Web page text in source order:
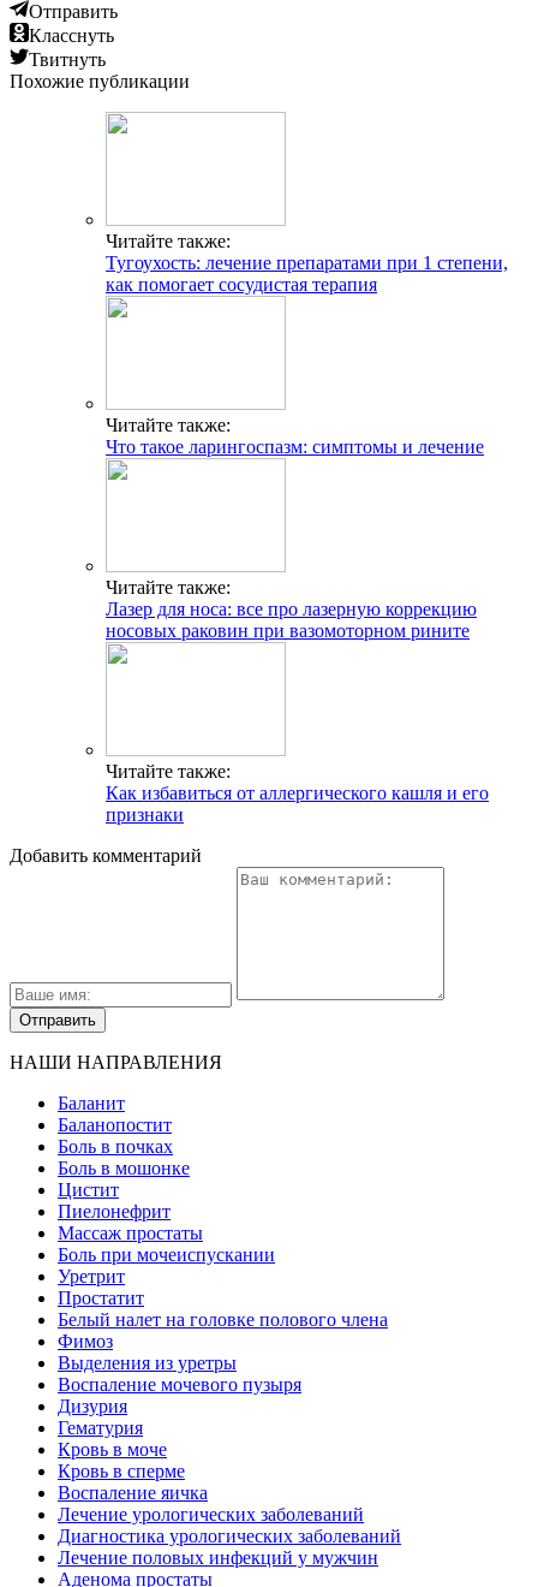
Отправить
Класснуть
Твитнуть
Похожие публикации
Читайте также:
Тугоухость: лечение препаратами при 1 степени,
как помогает сосудистая терапия
Читайте также:
Что такое ларингоспазм: симптомы и лечение
Читайте также:
Лазер для носа: все про лазерную коррекцию
носовых раковин при вазомоторном рините
Читайте также:
Как избавиться от аллергического кашля и его
признаки
Добавить комментарий
НАШИ НАПРАВЛЕНИЯ
Баланит
Баланопостит
Боль в почках
Боль в мошонке
Цистит
Пиелонефрит
Массаж простаты
Боль при мочеиспускании
Уретрит
Простатит
Белый налет на головке полового члена
Фимоз
Выделения из уретры
Воспаление мочевого пузыря
Дизурия
Гематурия
Кровь в моче
Кровь в сперме
Воспаление яичка
Лечение урологических заболеваний
Диагностика урологических заболеваний
Лечение половых инфекций у мужчин
Аденома простаты